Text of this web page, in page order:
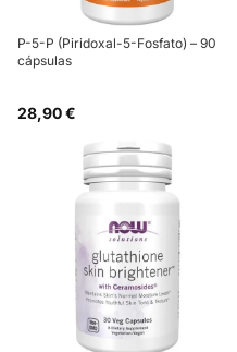
P-5-P (Piridoxal-5-Fosfato) – 90
cápsulas
28,90 €